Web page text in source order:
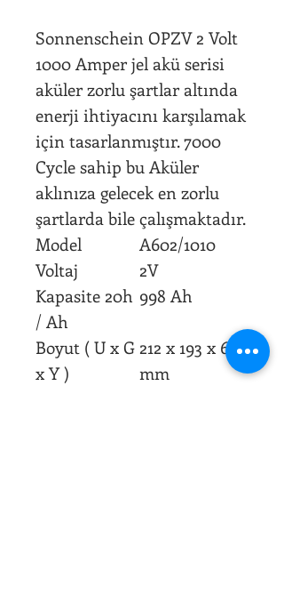
Sonnenschein OPZV 2 Volt
1000 Amper jel akü serisi
aküler zorlu şartlar altında
enerji ihtiyacını karşılamak
için tasarlanmıştır. 7000
Cycle sahip bu Aküler
aklınıza gelecek en zorlu
şartlarda bile çalışmaktadır.
Model
A602/1010
Voltaj
2V
Kapasite 20h
/ Ah
998 Ah
Boyut ( U x G
x Y )
212 x 193 x 690
mm